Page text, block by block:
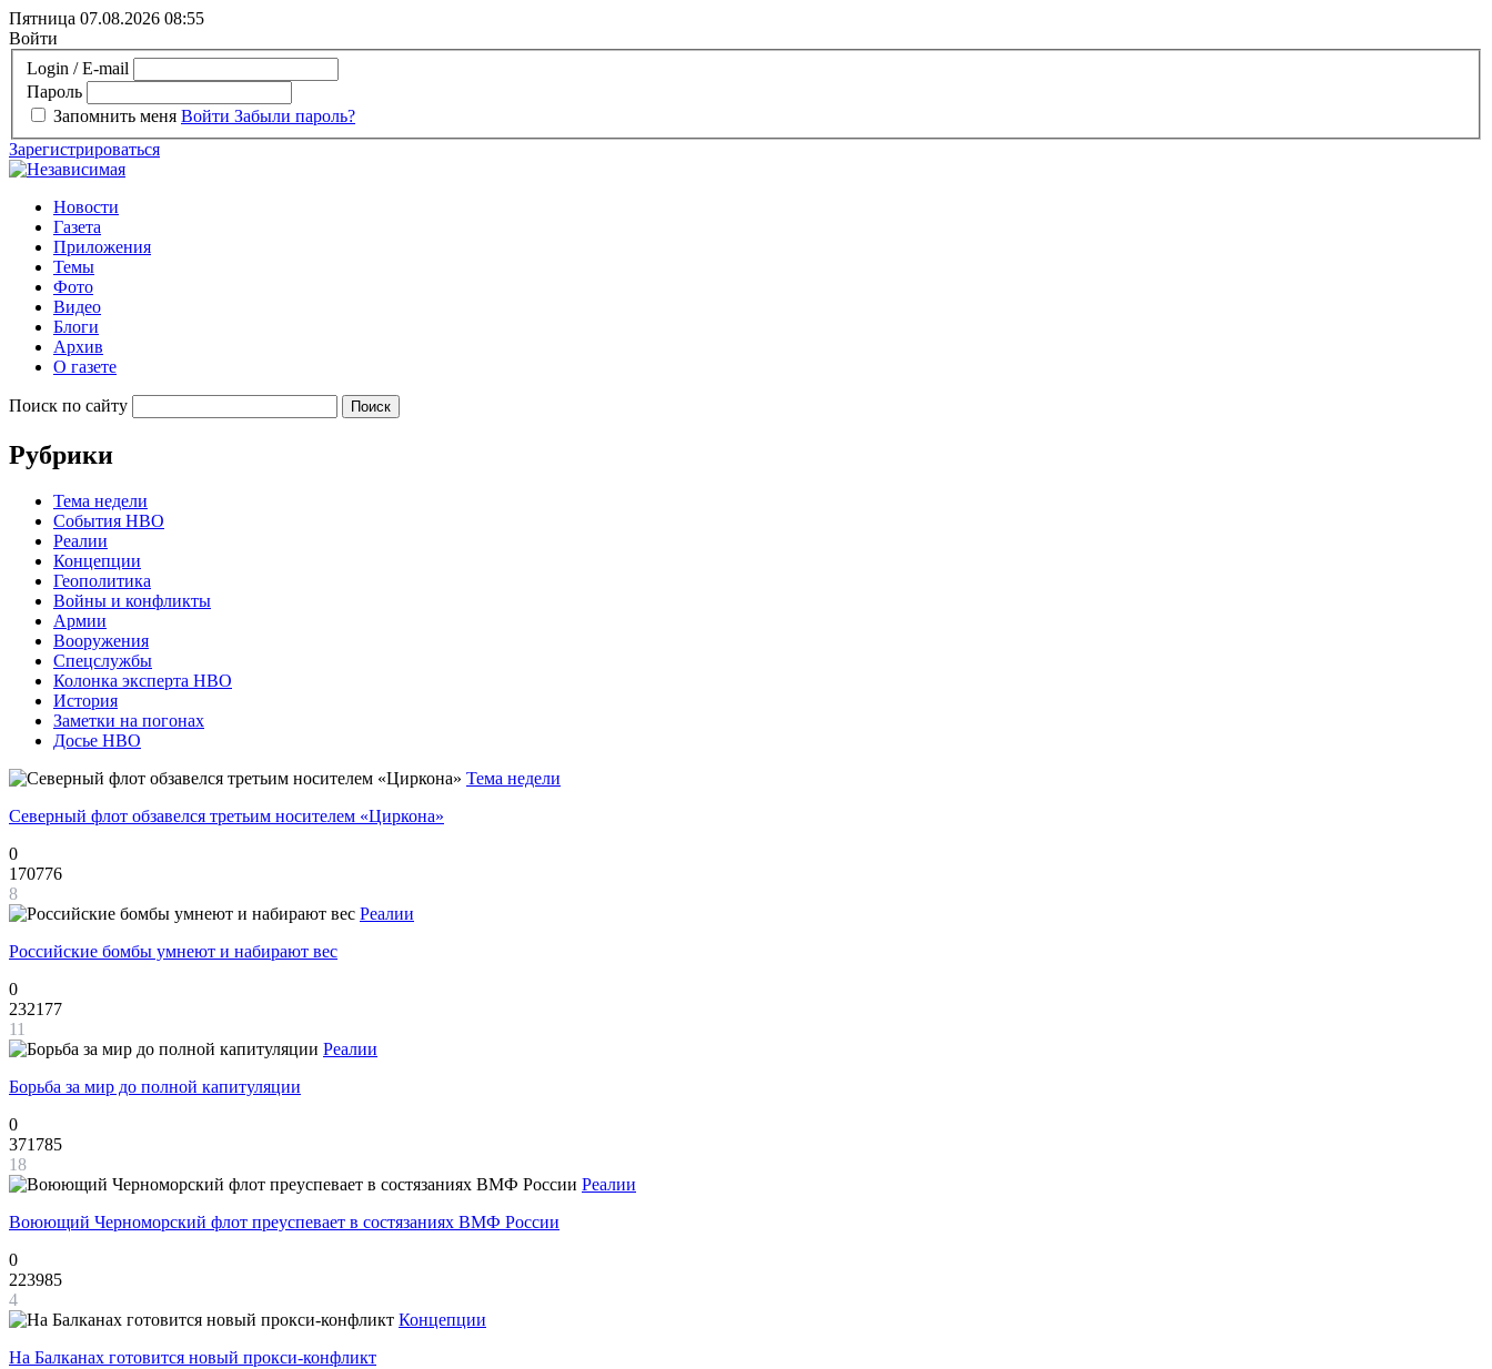
Пятница 07.08.2026 08:55
Войти
Login / E-mail
Пароль
Запомнить меня Войти Забыли пароль?
Зарегистрироваться
Новости
Газета
Приложения
Темы
Фото
Видео
Блоги
Архив
О газете
Поиск по сайту
Рубрики
Тема недели
События НВО
Реалии
Концепции
Геополитика
Войны и конфликты
Армии
Вооружения
Спецслужбы
Колонка эксперта НВО
История
Заметки на погонах
Досье НВО
Тема недели
Северный флот обзавелся третьим носителем «Циркона»
0
170776
8
Реалии
Российские бомбы умнеют и набирают вес
0
232177
11
Реалии
Борьба за мир до полной капитуляции
0
371785
18
Реалии
Воюющий Черноморский флот преуспевает в состязаниях ВМФ России
0
223985
4
Концепции
На Балканах готовится новый прокси-конфликт